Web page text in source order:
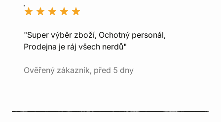
"Super výběr zboží, Ochotný personál,
Prodejna je ráj všech nerdů"
Ověřený zákazník, před 5 dny